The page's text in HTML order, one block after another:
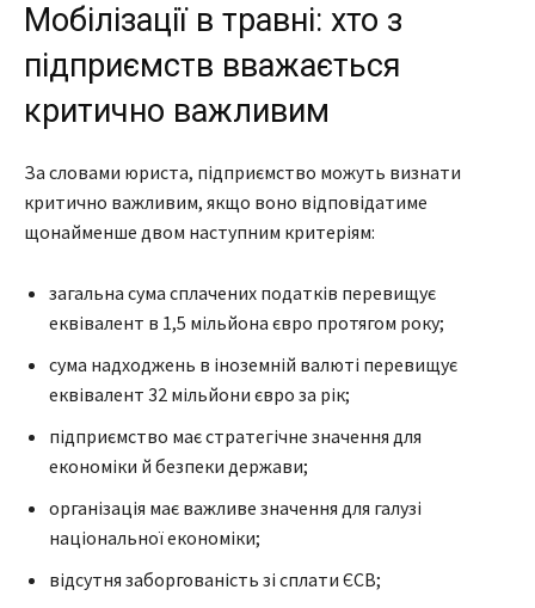
Мобілізації в травні: хто з
підприємств вважається
критично важливим
За словами юриста, підприємство можуть визнати
критично важливим, якщо воно відповідатиме
щонайменше двом наступним критеріям:
загальна сума сплачених податків перевищує
еквівалент в 1,5 мільйона євро протягом року;
сума надходжень в іноземній валюті перевищує
еквівалент 32 мільйони євро за рік;
підприємство має стратегічне значення для
економіки й безпеки держави;
організація має важливе значення для галузі
національної економіки;
відсутня заборгованість зі сплати ЄСВ;